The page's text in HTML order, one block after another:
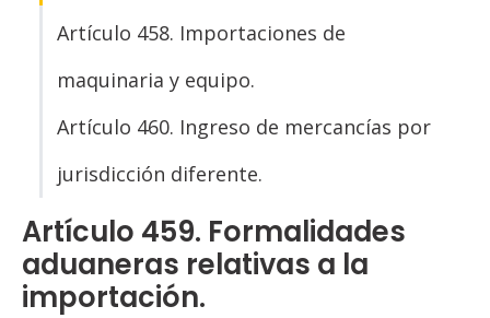
Artículo 458. Importaciones de
maquinaria y equipo.
Artículo 460. Ingreso de mercancías por
jurisdicción diferente.
Artículo 459. Formalidades
aduaneras relativas a la
importación.